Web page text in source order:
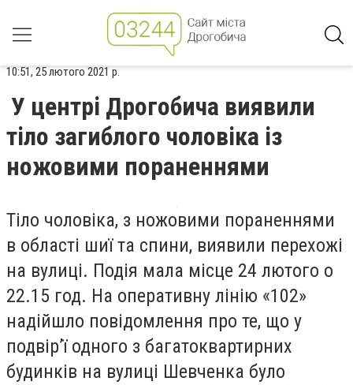
10:51, 25 лютого 2021 р.
У центрі Дрогобича виявили
тіло загиблого чоловіка із
ножовими пораненнями
Тіло чоловіка, з ножовими пораненнями
в області шиї та спини, виявили перехожі
на вулиці. Подія мала місце 24 лютого о
22.15 год. На оперативну лінію «102»
надійшло повідомлення про те, що у
подвір’ї одного з багатоквартирних
будинків на вулиці Шевченка було